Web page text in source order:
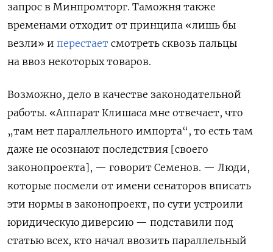
запрос в Минпромторг. Таможня также
временами отходит от принципа «лишь бы
везли» и перестает смотреть сквозь пальцы
на ввоз некоторых товаров.
Возможно, дело в качестве законодательной
работы. «Аппарат Клишаса мне отвечает, что
„там нет параллельного импорта“, то есть там
даже не осознают последствия [своего
законопроекта], — говорит Семенов. — Люди,
которые посмели от имени сенаторов вписать
эти нормы в законопроект, по сути устроили
юридическую диверсию — подставили под
статью всех, кто начал ввозить параллельный